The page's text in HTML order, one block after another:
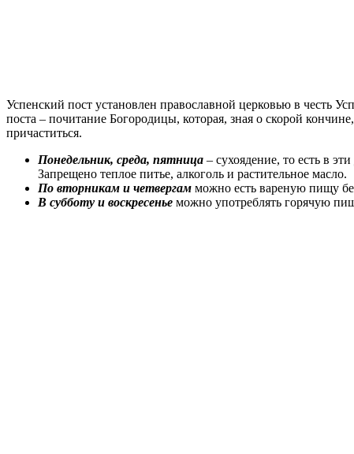
Успенский пост установлен православной церковью в
поста – почитание Богородицы, которая, зная о скорой
причаститься.
Понедельник, среда, пятница – сухоядение, то есть в
Запрещено теплое питье, алкоголь и растительное масло.
По вторникам и четвергам можно есть вареную пищу
В субботу и воскресенье можно употреблять горячую